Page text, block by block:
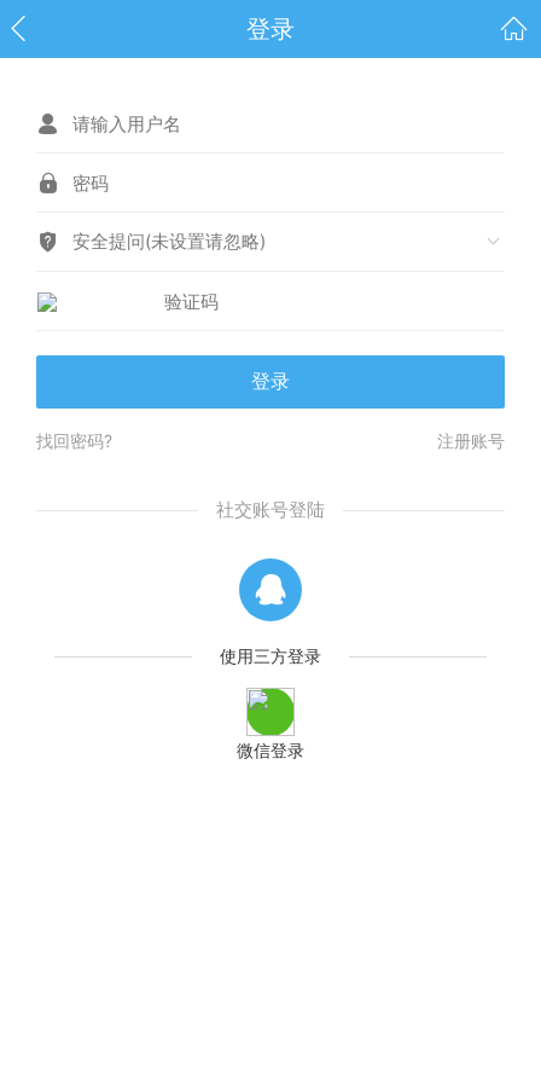
登录
安全提问(未设置请忽略)
登录
找回密码? 注册账号
社交账号登陆
使用三方登录
微信登录